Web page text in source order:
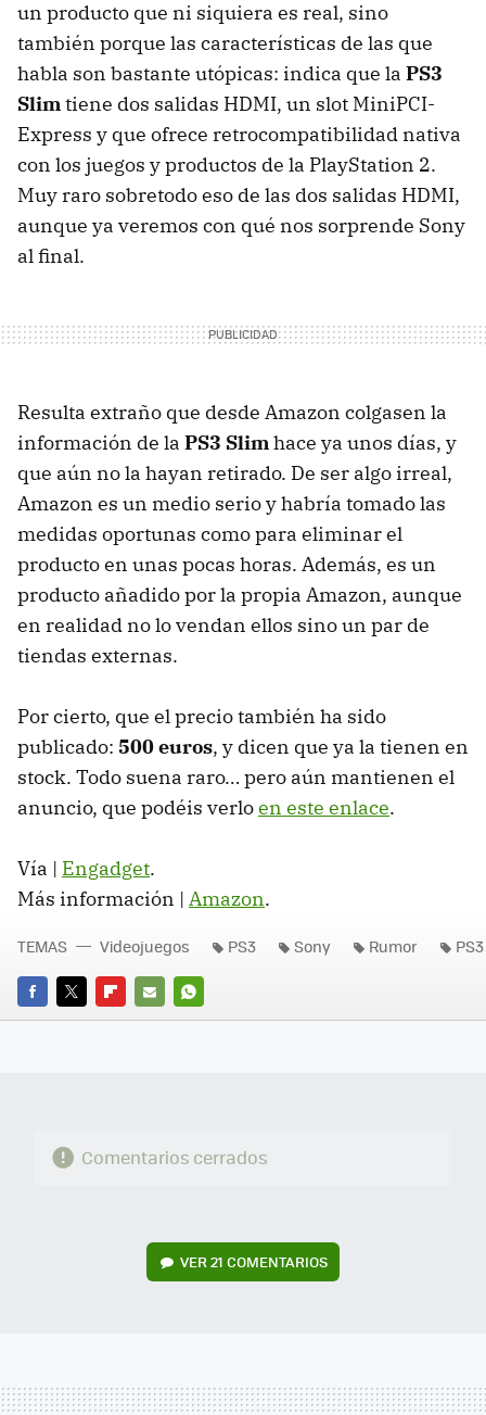
un producto que ni siquiera es real, sino
también porque las características de las que
habla son bastante utópicas: indica que la PS3
Slimtiene dos salidas HDMI, un slot MiniPCI-
Express y que ofrece retrocompatibilidad nativa
con los juegos y productos de la PlayStation 2.
Muy raro sobretodo eso de las dos salidas HDMI,
aunque ya veremos con qué nos sorprende Sony
al final.
Resulta extraño que desde Amazon colgasen la
información de la PS3 Slimhace ya unos días, y
que aún no la hayan retirado. De ser algo irreal,
Amazon es un medio serio y habría tomado las
medidas oportunas como para eliminar el
producto en unas pocas horas. Además, es un
producto añadido por la propia Amazon, aunque
en realidad no lo vendan ellos sino un par de
tiendas externas.
Por cierto, que el precio también ha sido
publicado: 500 euros, y dicen que ya la tienen en
stock. Todo suena raro… pero aún mantienen el
anuncio, que podéis verloen este enlace.
Vía | Engadget.
Más información | Amazon.
FACEBOOK
TWITTERFLIPBOARD
E-
WHATSAPP
TEMAS Videojuegos PS3 Sony Rumor
Comentarios cerrados
VER21 COMENTARIOS